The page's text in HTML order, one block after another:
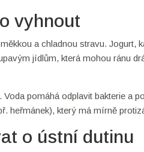
vyhnout
a chladnou stravu. Jogurt,
jídlům, která mohou ránu
Voda pomáhá odplavit bakterie a
heřmánek), který má mírně
o ústní dutinu